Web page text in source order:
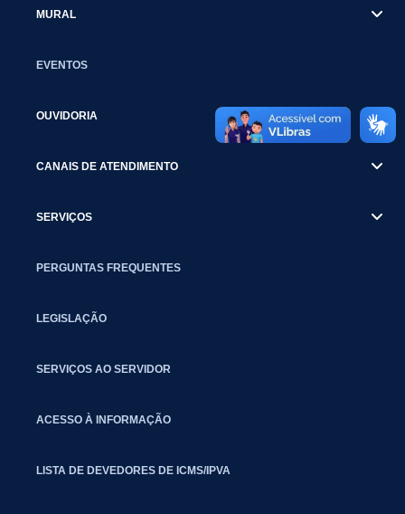
MURAL
EVENTOS
OUVIDORIA
CANAIS DE ATENDIMENTO
SERVIÇOS
PERGUNTAS FREQUENTES
LEGISLAÇÃO
SERVIÇOS AO SERVIDOR
ACESSO À INFORMAÇÃO
LISTA DE DEVEDORES DE ICMS/IPVA